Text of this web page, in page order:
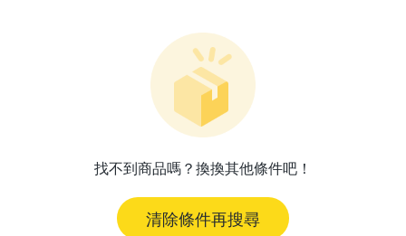
找不到商品嗎？換換其他條件吧！
清除條件再搜尋